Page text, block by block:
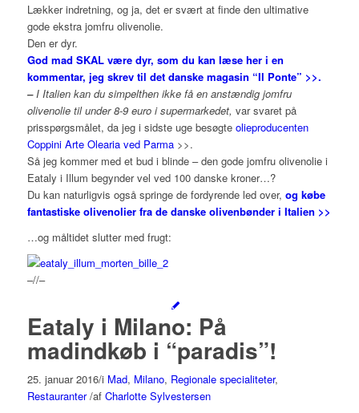
Lækker indretning, og ja, det er svært at finde den ultimative
gode ekstra jomfru olivenolie.
Den er dyr.
God mad SKAL være dyr, som du kan læse her i en
kommentar, jeg skrev til det danske magasin “Il Ponte” >>.
–I Italien kan du simpelthen ikke få en anstændig jomfru
olivenolie til under 8-9 euro i supermarkedet, var svaret på
prisspørgsmålet, da jeg i sidste uge besøgte olieproducenten
Coppini Arte Olearia ved Parma >>.
Så jeg kommer med et bud i blinde – den gode jomfru olivenolie i
Eataly i Illum begynder vel ved 100 danske kroner…?
Du kan naturligvis også springe de fordyrende led over, og købe
fantastiske olivenolier fra de danske olivenbønder i Italien >>
…og måltidet slutter med frugt:
–//–
Eataly i Milano: På
madindkøb i “paradis”!
25. januar 2016/i Mad, Milano, Regionale specialiteter,
Restauranter /af Charlotte Sylvestersen